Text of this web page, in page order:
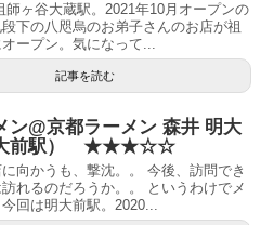
師ヶ谷大蔵駅。2021年10月オープンの
下の八咫烏のお弟子さんのお店が祖
ープン。気になって...
記事を読む
ン@京都ラーメン 森井 明大
大前駅） ★★★☆☆
向かうも、撃沈。。 今後、訪問でき
れるのだろうか。。 というわけでメ
回は明大前駅。2020...